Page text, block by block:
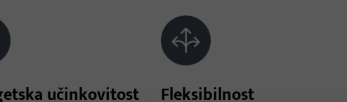
učinkovitost Fleksibilnost